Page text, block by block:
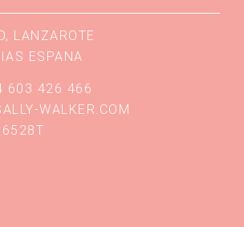
LANZAROTE
ESPANA
603 426 466
WALKER.COM